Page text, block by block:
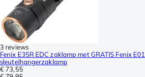
3 reviews
Fenix E35R EDC zaklamp met GRATIS Fenix
sleutelhangerzaklamp
€ 73,55